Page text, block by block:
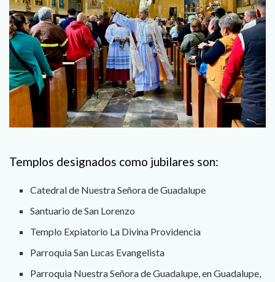
Templos designados como jubilares son:
Catedral de Nuestra Señora de Guadalupe
Santuario de San Lorenzo
Templo Expiatorio La Divina Providencia
Parroquia San Lucas Evangelista
Parroquia Nuestra Señora de Guadalupe, en Guadalupe,